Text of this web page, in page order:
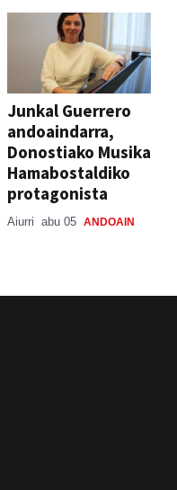
Junkal Guerrero
andoaindarra,
Donostiako Musika
Hamabostaldiko
protagonista
Aiurri abu 05 ANDOAIN